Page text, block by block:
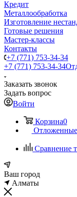
Кредит
Металлообработка
Изготовление
Готовые решения
Мастер-классы
Контакты
+7 (771) 753-34-34
+7 (771) 753-34-34
Заказать звонок
Задать вопрос
Войти
Корзина0
Отложенные
Сравнение
Ваш город
Алматы